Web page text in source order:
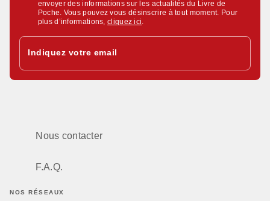
envoyer des informations sur les actualités du Livre de
Poche. Vous pouvez vous désinscrire à tout moment. Pour
plus d’informations,cliquez ici
Indiquez votre email
Nous contacter
F.A.Q.
NOS RÉSEAUX